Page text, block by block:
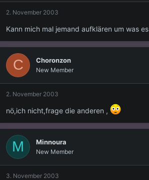
2. November 2003
Kann mich mal jemand aufklären um was
C Choronzon
New Member
2. November 2003
nö,ich nicht,frage die anderen ,
M Minnoura
New Member
3. November 2003